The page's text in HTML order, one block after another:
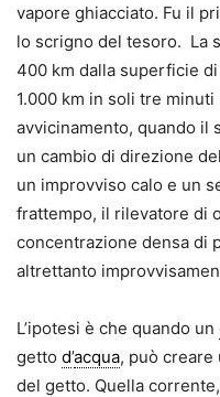
vapore ghiacciato. Fu il
lo scrigno del tesoro. La
400 km dalla superficie
1.000 km in soli tre
avvicinamento, quando il
un cambio di direzione del
un improvviso calo e un
frattempo, il rilevatore di
concentrazione densa di
altrettanto
L’ipotesi è che quando un
getto d’acqua, può creare
del getto. Quella